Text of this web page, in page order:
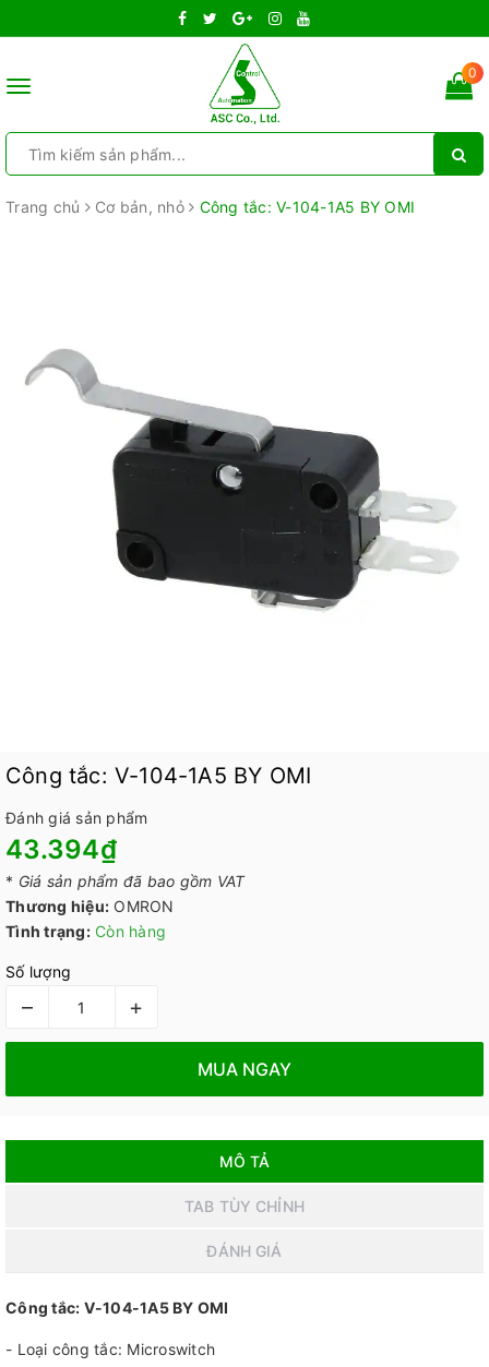
Toggle
0
Trang chủ Cơ bản, nhỏ Công tắc: V-104-1A5 BY OMI
Công tắc: V-104-1A5 BY OMI
Đánh giá sản phẩm
43.394₫
* Giá sản phẩm đã bao gồm VAT
Thương hiệu: OMRON
Tình trạng: Còn hàng
Số lượng
– +
MUA NGAY
MÔ TẢ
TAB TÙY CHỈNH
ĐÁNH GIÁ
Công tắc: V-104-1A5 BY OMI
- Loại công tắc: Microswitch